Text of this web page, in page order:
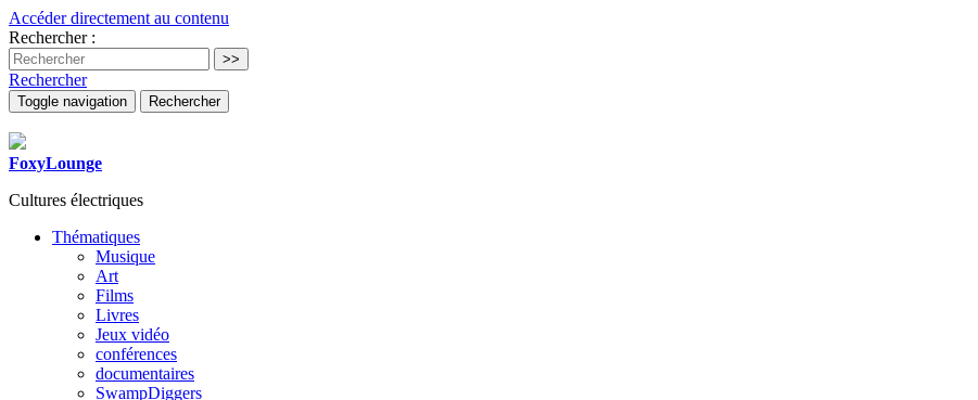
Accéder directement au contenu
Rechercher :
Rechercher
Toggle navigation Rechercher
FoxyLounge
Cultures électriques
Thématiques
Musique
Art
Films
Livres
Jeux vidéo
conférences
documentaires
SwampDiggers